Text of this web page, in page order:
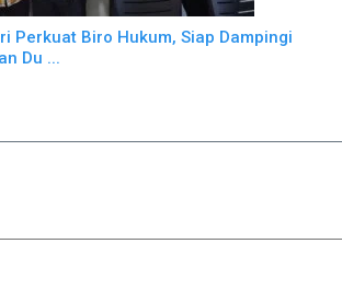
Perkuat Biro Hukum, Siap Dampingi
Du ...